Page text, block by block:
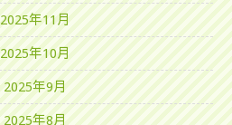
2025年11月
2025年10月
2025年9月
2025年8月